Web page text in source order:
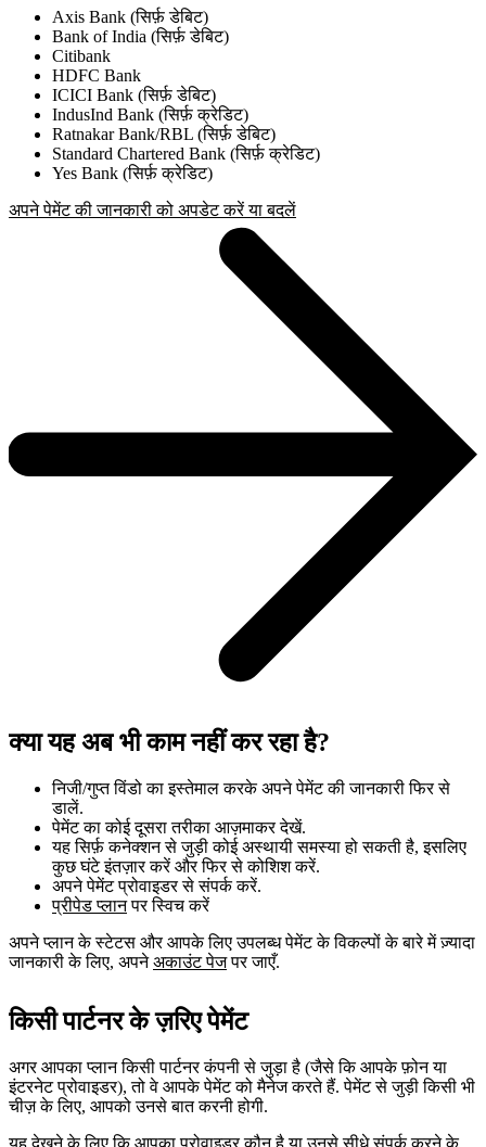
Axis Bank (सिर्फ़ डेबिट)
Bank of India (सिर्फ़ डेबिट)
Citibank
HDFC Bank
ICICI Bank (सिर्फ़ डेबिट)
IndusInd Bank (सिर्फ़ क्रेडिट)
Ratnakar Bank/RBL (सिर्फ़ डेबिट)
Standard Chartered Bank (सिर्फ़ क्रेडिट)
Yes Bank (सिर्फ़ क्रेडिट)
अपने पेमेंट की जानकारी को अपडेट करें या बदलें
क्या यह अब भी काम नहीं कर रहा है?
निजी/गुप्त विंडो का इस्तेमाल करके अपने पेमेंट की जानकारी फिर से
डालें.
पेमेंट का कोई दूसरा तरीका आज़माकर देखें.
यह सिर्फ़ कनेक्शन से जुड़ी कोई अस्थायी समस्या हो सकती है, इसलिए
कुछ घंटे इंतज़ार करें और फिर से कोशिश करें.
अपने पेमेंट प्रोवाइडर से संपर्क करें.
प्रीपेड प्लानपर स्विच करें
अपने प्लान के स्टेटस और आपके लिए उपलब्ध पेमेंट के विकल्पों के बारे में ज़्यादा
जानकारी के लिए, अपनेअकाउंट पेजपर जाएँ.
किसी पार्टनर के ज़रिए पेमेंट
अगर आपका प्लान किसी पार्टनर कंपनी से जुड़ा है (जैसे कि आपके फ़ोन या
इंटरनेट प्रोवाइडर), तो वे आपके पेमेंट को मैनेज करते हैं. पेमेंट से जुड़ी किसी भी
चीज़ के लिए, आपको उनसे बात करनी होगी.
यह देखने के लिए कि आपका प्रोवाइडर कौन है या उनसे सीधे संपर्क करने के